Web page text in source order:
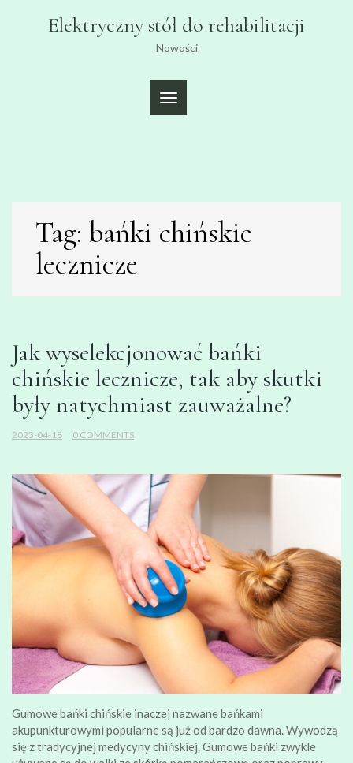
Elektryczny stół do rehabilitacji
Nowości
TOGGLE
NAVIGATION
Tag: bańki chińskie
lecznicze
Jak wyselekcjonować bańki
chińskie lecznicze, tak aby skutki
były natychmiast zauważalne?
2023-04-18 0 COMMENTS
Gumowe bańki chińskie inaczej nazwane bańkami
akupunkturowymi popularne są już od bardzo dawna. Wywodzą
się z tradycyjnej medycyny chińskiej. Gumowe bańki zwykle